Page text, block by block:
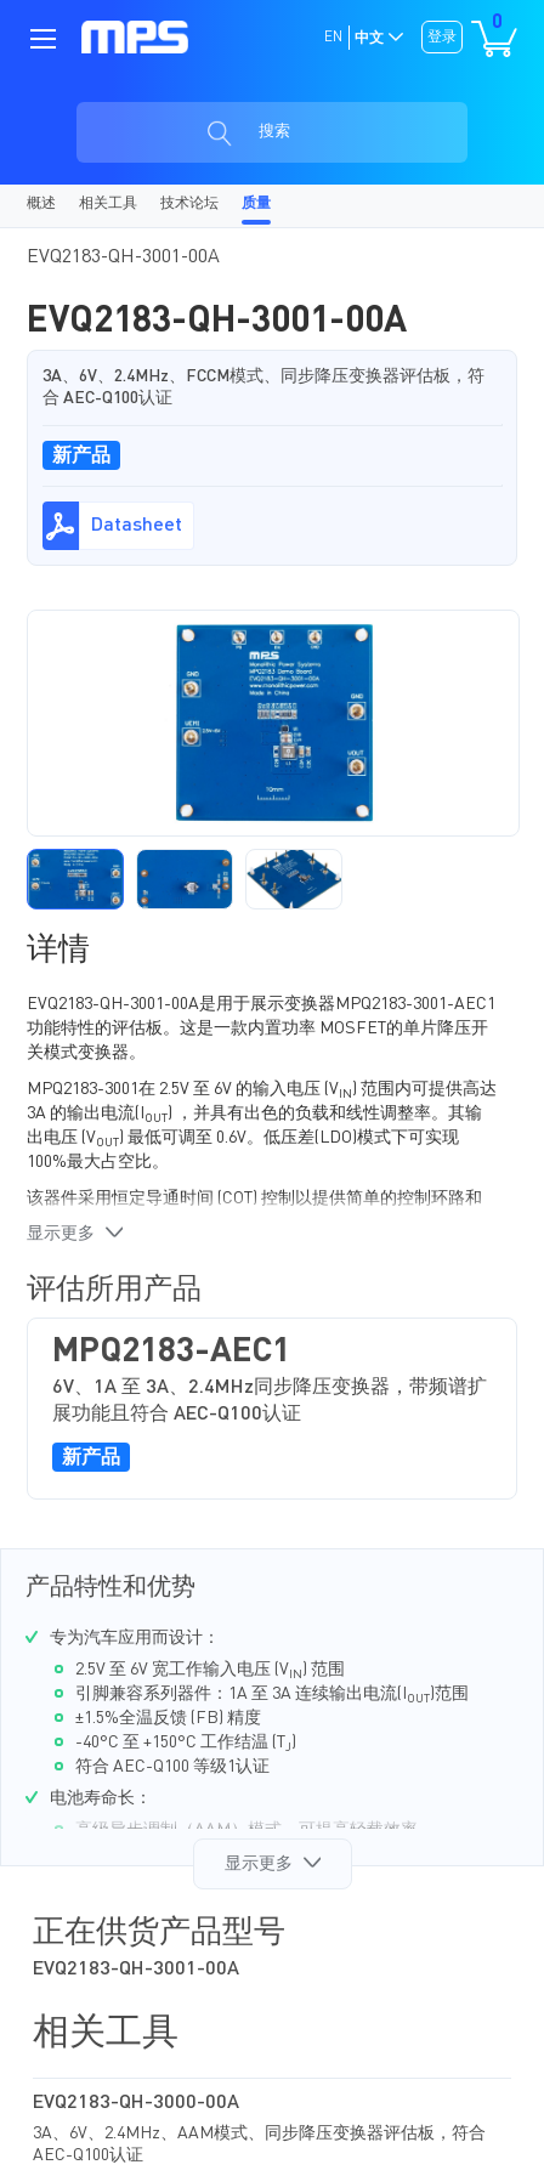
0
登录
EN 中文
搜索
概述 相关工具 技术论坛 质量
EVQ2183-QH-3001-00A
EVQ2183-QH-3001-00A
3A、6V、2.4MHz、FCCM模式、同步降压变换器评估板，符
合 AEC-Q100认证
新产品
Datasheet
详情
EVQ2183-QH-3001-00A是用于展示变换器MPQ2183-3001-AEC1
功能特性的评估板。这是一款内置功率 MOSFET的单片降压开
关模式变换器。
MPQ2183-3001在 2.5V 至 6V 的输入电压 (V IN ) 范围内可提供高达
3A 的输出电流(I
OUT) ，并具有出色的负载和线性调整率。其输
出电压 (V OUT) 最低可调至 0.6V。低压差(LDO)模式下可实现
100%最大占空比。
该器件采用恒定导通时间 (COT) 控制以提供简单的控制环路和
快速瞬态响应，并利用 V
其强制连续导通模式（FCCM）确保了稳定的开关频率 (f
低输出纹波。
MPQ2183-3001通过开漏输出电源正常（PG）信号来指示软启
压( V FB)达到基准电压(V
) 的 95.5% 时，PG 信号被拉高；当
FB降至 VREF的 90% 时，PG 信号被拉低至 GND。
该器件全面的保护功能包括逐周期限流保护、短路保护
过温保护。
显示更多
评估所用产品
MPQ2183-AEC1
6V、1A 至 3A、2.4MHz同步降压变换器，带频谱扩
展功能且符合 AEC-Q100认证
新产品
产品特性和优势
专为汽车应用而设计：
2.5V 至 6V 宽工作输入电压 (V IN ) 范围
引脚兼容系列器件：1A 至 3A 连续输出电流(I
OUT)范围
±1.5%全温反馈 (FB) 精度
-40°C 至 +150°C 工作结温 (T
)
符合 AEC-Q100 等级1认证
电池寿命长：
高级异步调制（AAM）模式，可提高轻载效率
21μA 睡眠模式静态电流(IQ)
50mΩ 和26mΩ 内部 MOSFET
EMC/EMI性能优化：
强制连续导通模式(FCCM)下具有2.4MHz 开关频率 (f
MeshConnect
内置功率 MOSFET
其他功能：
显示更多
正在供货产品型号
EVQ2183-QH-3001-00A
相关工具
EVQ2183-QH-3000-00A
3A、6V、2.4MHz、AAM模式、同步降压变换器评估板，符合
AEC-Q100认证